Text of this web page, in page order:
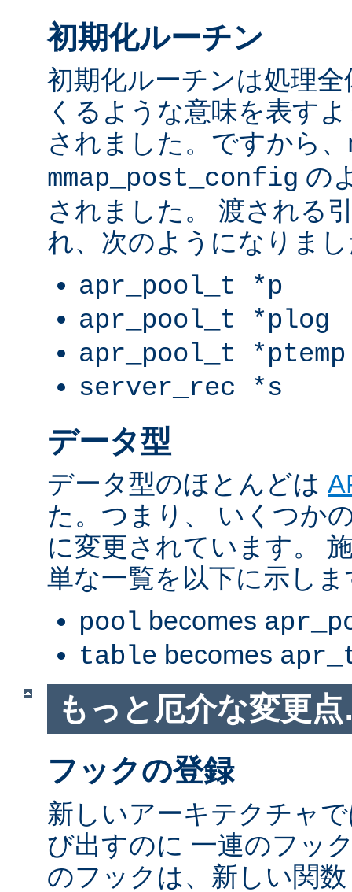
初期化ルーチン
初期化ルーチンは処理
くるような意味を表す
されました。ですから、
mmap_post_config の
されました。 渡される
れ、次のようになりま
apr_pool_t *p
apr_pool_t *plog
apr_pool_t *ptemp
server_rec *s
データ型
データ型のほとんどは
た。つまり、 いくつか
に変更されています。
単な一覧を以下に示しま
pool becomes
table becomes
もっと厄介な変更
フックの登録
新しいアーキテクチャ
び出すのに 一連のフッ
のフックは、新しい関